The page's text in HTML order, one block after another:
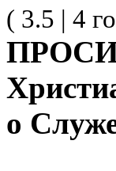
( 3.5 | 4
о